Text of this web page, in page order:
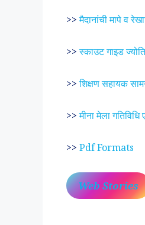
>>मैदानांची मापे व
>>स्काउट गाइड ज्योति
>>शिक्षण सहायक
>>मीना मेला गतिविधि
>> Pdf Formats
Web Stories